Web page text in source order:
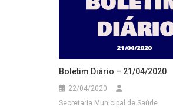
Boletim Diário – 21/04/2020
22/04/2020
Secretaria Municipal de Saúde